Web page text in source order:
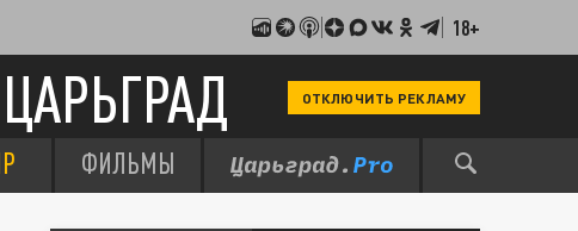
18+
ЦАРЬГРАД ОТКЛЮЧИТЬ РЕКЛАМУ
ФИЛЬМЫ